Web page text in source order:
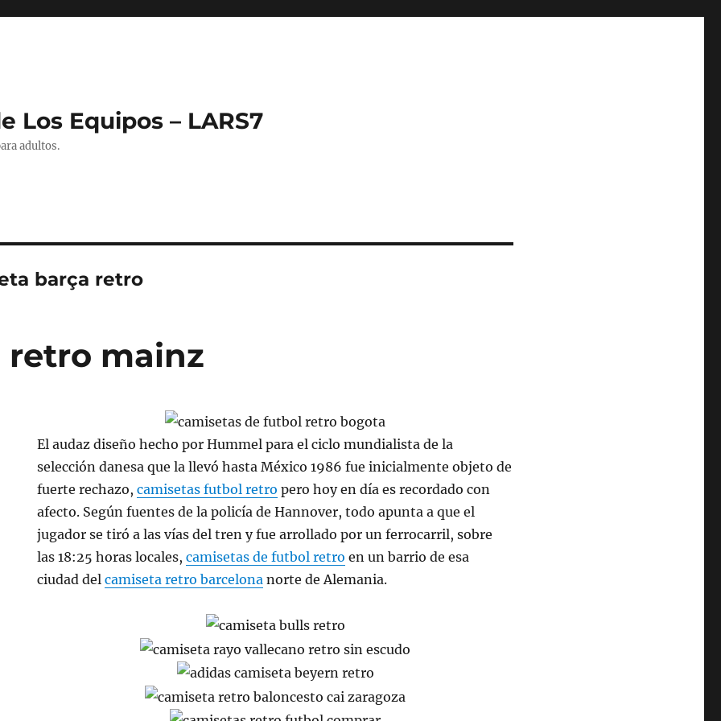
Los Equipos – LARS7
adultos.
barça retro
retro mainz
El audaz diseño hecho por Hummel para el ciclo mundialista de la
selección danesa que la llevó hasta México 1986 fue inicialmente objeto de
fuerte rechazo,camisetas futbol retro pero hoy en día es recordado con
afecto. Según fuentes de la policía de Hannover, todo apunta a que el
jugador se tiró a las vías del tren y fue arrollado por un ferrocarril, sobre
las 18:25 horas locales,camisetas de futbol retro en un barrio de esa
ciudad delcamiseta retro barcelona norte de Alemania.